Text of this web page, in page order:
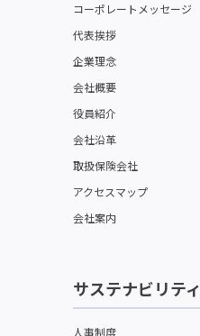
コーポレートメッセージ
代表挨拶
企業理念
会社概要
役員紹介
会社沿革
取扱保険会社
アクセスマップ
会社案内
サステナビリティ
人事制度